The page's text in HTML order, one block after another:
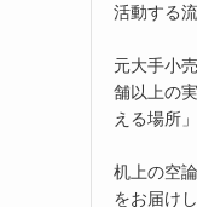
活動する
元大手小
舗以上の
える場所
机上の空
をお届けし